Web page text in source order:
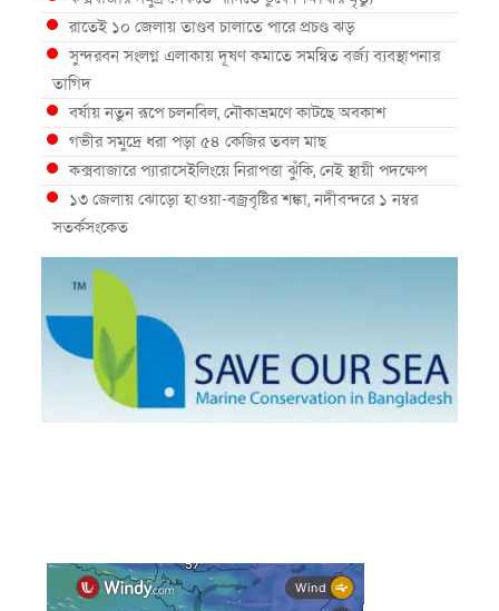
রাতেই ১০ জেলায় তাণ্ডব চালাতে পারে প্রচণ্ড ঝড়
সুন্দরবন সংলগ্ন এলাকায় দূষণ কমাতে সমন্বিত বর্জ্য ব্যবস্থাপনার
তাগিদ
বর্ষায় নতুন রূপে চলনবিল, নৌকাভ্রমণে কাটছে অবকাশ
গভীর সমুদ্রে ধরা পড়া ৫৪ কেজির তবল মাছ
কক্সবাজারে প্যারাসেইলিংয়ে নিরাপত্তা ঝুঁকি, নেই স্থায়ী পদক্ষেপ
১৩ জেলায় ঝোড়ো হাওয়া-বজ্রবৃষ্টির শঙ্কা, নদীবন্দরে ১ নম্বর
সতর্কসংকেত
দেশের ৫ জেলায় বন্যার শঙ্কা
দেশের বিভিন্ন অঞ্চলে বজ্রবৃষ্টির আভাস, ঢাকার আকাশও মেঘলা
আগস্টে টানা বৃষ্টি ও বন্যার আভাস, সাগরে একাধিক লঘুচাপের
শঙ্কা